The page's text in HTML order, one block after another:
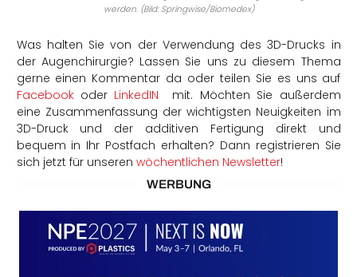
werden. (Bild: Springwise/Biomedex)
Was halten Sie von der Verwendung des 3D-Drucks in
der Augenchirurgie? Lassen Sie uns zu diesem Thema
gerne einen Kommentar da oder teilen Sie es uns auf
Facebook oder LinkedIN mit. Möchten Sie außerdem
eine Zusammenfassung der wichtigsten Neuigkeiten im
3D-Druck und der additiven Fertigung direkt und
bequem in Ihr Postfach erhalten? Dann registrieren Sie
sich jetzt für unseren wöchentlichen Newsletter!
WERBUNG